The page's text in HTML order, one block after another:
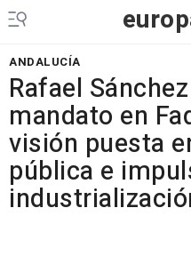
ANDALUCÍA
Rafael
mandato en
visión puesta
pública e